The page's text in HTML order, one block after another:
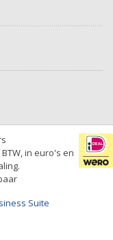
in euro's en
Suite